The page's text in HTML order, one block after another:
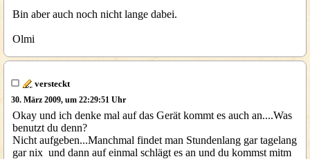
Bin aber auch noch nicht lange dabei.
Olmi
versteckt
30. März 2009, um 22:29:51 Uhr
Okay und ich denke mal auf das Gerät kommt es auch an....Was
benutzt du denn?
Nicht aufgeben...Manchmal findet man Stundenlang gar tagelang
gar nix und dann auf einmal schlägt es an und du kommst mitm